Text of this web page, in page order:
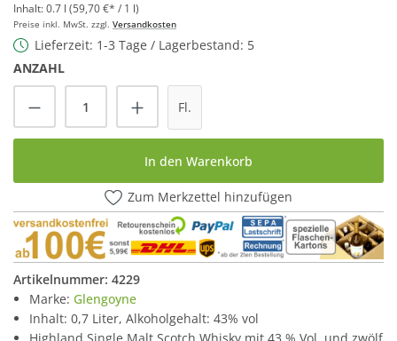
Inhalt:0.7 l (59,70 €* / 1 l)
Preise inkl. MwSt. zzgl. Versandkosten
Lieferzeit: 1-3 Tage / Lagerbestand: 5
ANZAHL
Produkt Anzahl: Gib den gewünschten
Fl.
In den Warenkorb
Zum Merkzettel hinzufügen
Artikelnummer: 4229
Marke: Glengoyne
Inhalt: 0,7 Liter, Alkoholgehalt: 43% vol